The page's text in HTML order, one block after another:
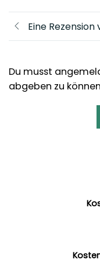
Eine
Du musst
abgeben zu